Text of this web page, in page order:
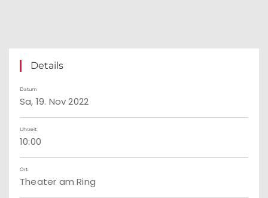
Details
Datum
Sa, 19. Nov 2022
Uhrzeit:
10:00
Ort:
Theater am Ring